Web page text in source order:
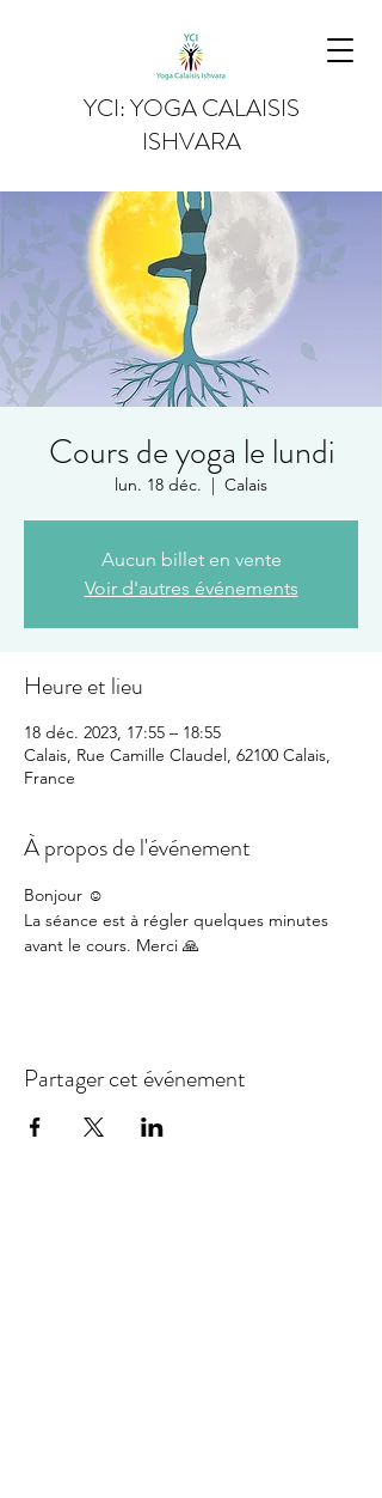
YCI: YOGA CALAISIS
ISHVARA
Cours de yoga le lundi
lun. 18 déc.
  |
Calais
Aucun billet en vente
Voir d'autres événements
Heure et lieu
18 déc. 2023, 17:55 – 18:55
Calais, Rue Camille Claudel, 62100 Calais,
France
À propos de l'événement
Bonjour ☺️
La séance est à régler quelques minutes
avant le cours. Merci 🙏
Partager cet événement